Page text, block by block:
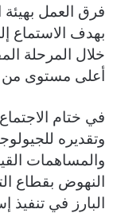
فرق العمل بهيئة
بهدف الاستماع
خلال المرحلة
أعلى مستوى من
في ختام
وتقديره
والمساهمات
النهوض بقطاع
البارز في تنفيذ